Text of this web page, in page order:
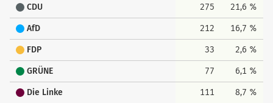
CDU 275 21,6 %
AfD 212 16,7 %
FDP 33 2,6 %
GRÜNE 77 6,1 %
Die Linke 111 8,7 %